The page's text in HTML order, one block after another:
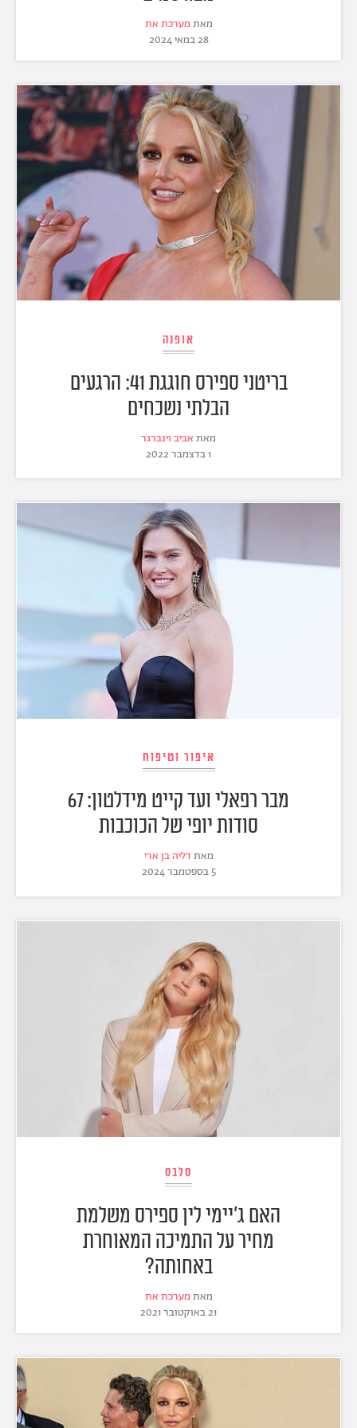
מאת מערכת את
28 במאי 2024
אופנה
בריטני ספירס חוגגת 41: הרגעים
הבלתי נשכחים
מאת אביב וינברגר
1 בדצמבר 2022
איפור וטיפוח
מבר רפאלי ועד קייט מידלטון: 67
סודות יופי של הכוכבות
מאת דליה בן ארי
5 בספטמבר 2024
סלבס
האם ג'יימי לין ספירס משלמת
מחיר על התמיכה המאוחרת
באחותה?
מאת מערכת את
21 באוקטובר 2021